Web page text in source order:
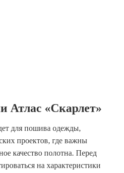
Атлас «Скарлет»
для пошива одежды,
проектов, где важны
качество полотна. Перед
на характеристики